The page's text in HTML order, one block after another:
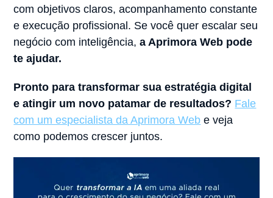
com objetivos claros, acompanhamento constante
e execução profissional. Se você quer escalar seu
negócio com inteligência,a Aprimora Web pode
te ajudar.
Pronto para transformar sua estratégia digital
e atingir um novo patamar de resultados? Fale
com um especialista da Aprimora Web e veja
como podemos crescer juntos.